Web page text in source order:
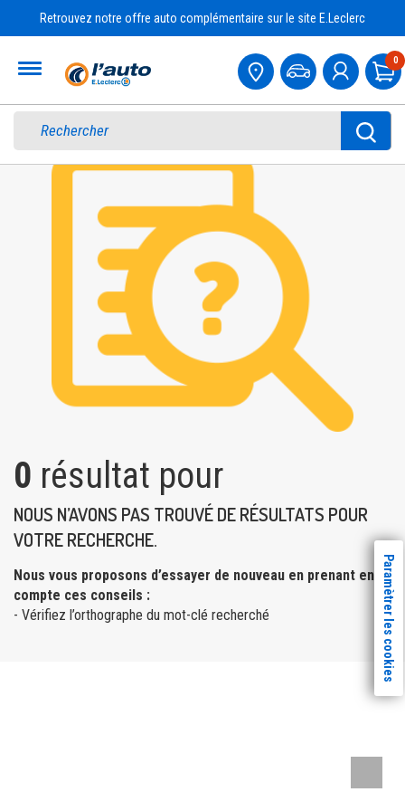
Retrouvez notre offre auto complémentaire sur le site E.Leclerc
0
0 résultat pour
NOUS N’AVONS PAS TROUVÉ DE RÉSULTATS POUR
VOTRE RECHERCHE.
Nous vous proposons d’essayer de nouveau en prenant en
compte ces conseils :
- Vérifiez l’orthographe du mot-clé recherché
Paramètrer les cookies